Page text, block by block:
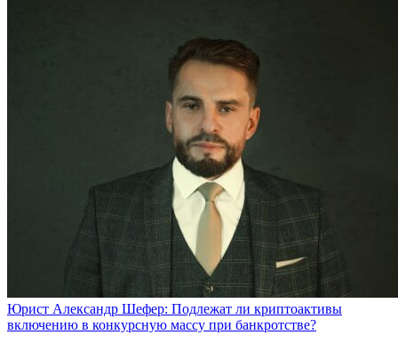
Юрист Александр Шефер: Подлежат ли криптоактивы
включению в конкурсную массу при банкротстве?